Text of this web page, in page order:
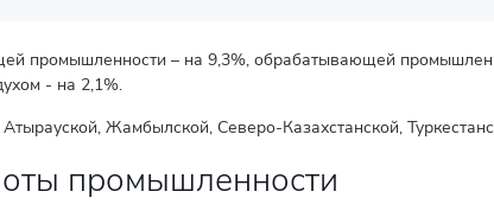
промышленности – на 9,3%, обрабатывающей
- на 2,1%.
Жамбылской, Северо-Казахстанской,
промышленности